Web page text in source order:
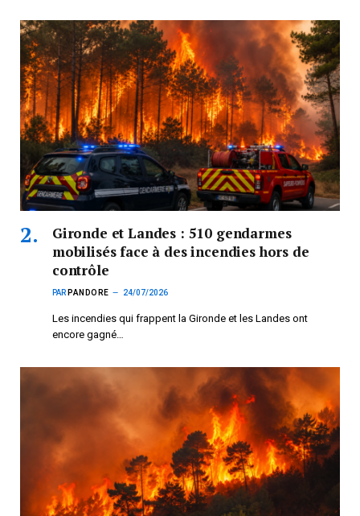
Gironde et Landes : 510 gendarmes
mobilisés face à des incendies hors de
contrôle
PAR PANDORE 24/07/2026
Les incendies qui frappent la Gironde et les Landes ont
encore gagné…